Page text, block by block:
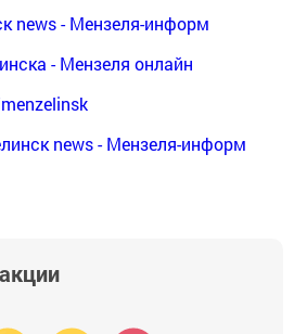
news - Мензеля-информ
- Мензеля онлайн
news - Мензеля-информ